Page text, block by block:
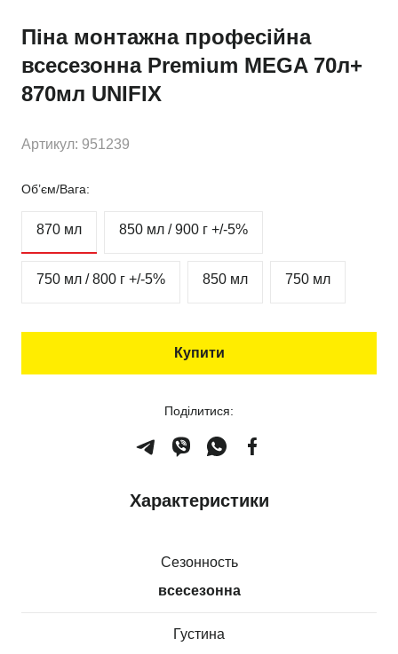
Піна монтажна професійна
всесезонна Premium MEGA 70л+
870мл UNIFIX
Артикул: 951239
Об’єм/Вага:
870 мл 850 мл / 900 г +/-5%
750 мл / 800 г +/-5% 850 мл 750 мл
Купити
Поділитися:
Характеристики
Сезонность
всесезонна
Густина